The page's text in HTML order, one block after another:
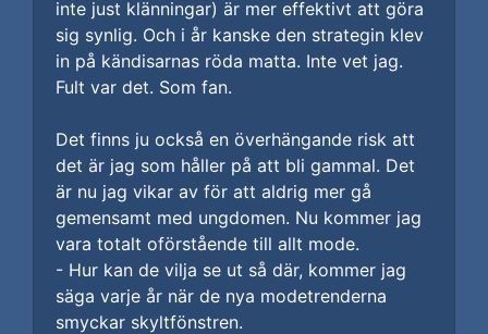
inte just klänningar) är mer effektivt att göra
sig synlig. Och i år kanske den strategin klev
in på kändisarnas röda matta. Inte vet jag.
Fult var det. Som fan.
Det finns ju också en överhängande risk att
det är jag som håller på att bli gammal. Det
är nu jag vikar av för att aldrig mer gå
gemensamt med ungdomen. Nu kommer jag
vara totalt oförstående till allt mode.
- Hur kan de vilja se ut så där, kommer jag
säga varje år när de nya modetrenderna
smyckar skyltfönstren.